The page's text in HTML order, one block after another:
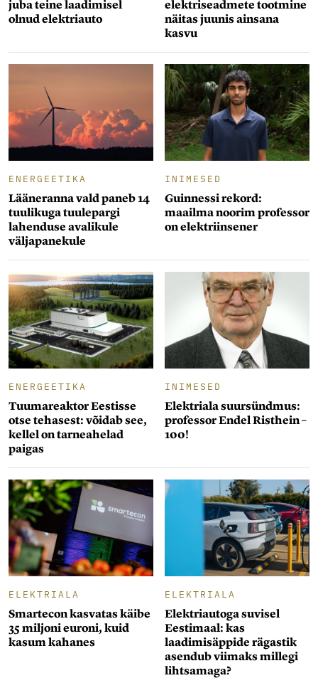
juba teine laadimisel
olnud elektriauto
elektriseadmete tootmine
näitas juunis ainsana
kasvu
ENERGEETIKA
Lääneranna vald paneb 14
tuulikuga tuulepargi
lahenduse avalikule
väljapanekule
INIMESED
Guinnessi rekord:
maailma noorim professor
on elektriinsener
ENERGEETIKA
Tuumareaktor Eestisse
otse tehasest: võidab see,
kellel on tarneahelad
paigas
INIMESED
Elektriala suursündmus:
professor Endel Risthein –
100!
ELEKTRIALA
Smartecon kasvatas käibe
35 miljoni euroni, kuid
kasum kahanes
ELEKTRIALA
Elektriautoga suvisel
Eestimaal: kas
laadimisäppide rägastik
asendub viimaks millegi
lihtsamaga?